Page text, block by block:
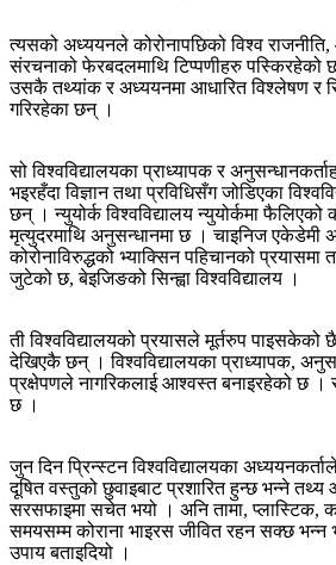
त्यसको अध्ययनले कोरोनापछिको विश्व
संरचनाको फेरबदलमाथि टिप्पणीहरु पस्किरहेको
उसकै तथ्यांक र अध्ययनमा आधारित विश्लेषण र
गरिरहेका छन् ।
सो विश्वविद्यालयका प्राध्यापक र
भइरहँदा विज्ञान तथा प्रविधिसँग जोडिएका
छन् । न्युयोर्क विश्वविद्यालय न्युयोर्कमा
मृत्युदरमाथि अनुसन्धानमा छ । चाइनिज
कोरोनाविरुद्धको भ्याक्सिन पहिचानको
जुटेको छ, बेइजिङको सिन्ह्वा विश्वविद्यालय ।
ती विश्वविद्यालयको प्रयासले मूर्तरुप
देखिएकै छन् । विश्वविद्यालयका प्राध्यापक,
प्रक्षेपणले नागरिकलाई आश्वस्त बनाइरहेको छ ।
छ ।
जुन दिन प्रिन्स्टन विश्वविद्यालयका
दूषित वस्तुको छुवाइबाट प्रशारित हुन्छ भन्‍ने तथ्य
सरसफाइमा सचेत भयो । अनि तामा, प्लास्टिक,
समयसम्म कोराना भाइरस जीवित रहन सक्छ भन्‍न
उपाय बताइदियो ।